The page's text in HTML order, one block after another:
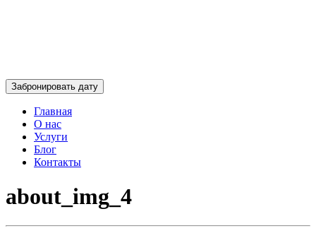
Забронировать дату
Главная
О нас
Услуги
Блог
Контакты
about_img_4